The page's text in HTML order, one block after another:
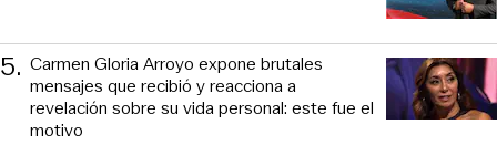
5. Carmen Gloria Arroyo expone brutales
mensajes que recibió y reacciona a
revelación sobre su vida personal: este fue el
motivo